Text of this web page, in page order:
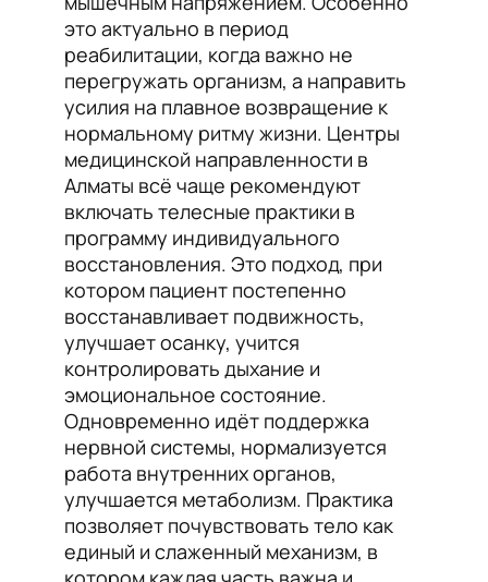
это актуально в период
реабилитации, когда важно не
перегружать организм, а направить
усилия на плавное возвращение к
нормальному ритму жизни. Центры
медицинской направленности в
Алматы всё чаще рекомендуют
включать телесные практики в
программу индивидуального
восстановления. Это подход, при
котором пациент постепенно
восстанавливает подвижность,
улучшает осанку, учится
контролировать дыхание и
эмоциональное состояние.
Одновременно идёт поддержка
нервной системы, нормализуется
работа внутренних органов,
улучшается метаболизм. Практика
позволяет почувствовать тело как
единый и слаженный механизм, в